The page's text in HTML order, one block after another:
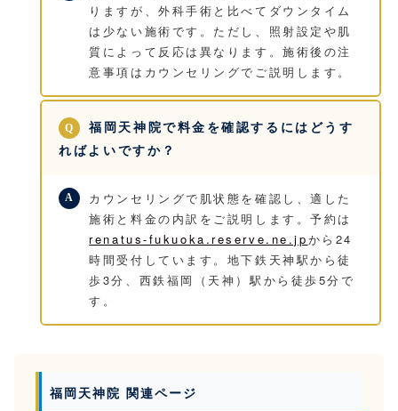
りますが、外科手術と比べてダウンタイム
は少ない施術です。ただし、照射設定や肌
質によって反応は異なります。施術後の注
意事項はカウンセリングでご説明します。
福岡天神院で料金を確認するにはどうす
ればよいですか？
カウンセリングで肌状態を確認し、適した
施術と料金の内訳をご説明します。予約は
renatus-fukuoka.reserve.ne.jpから24
時間受付しています。地下鉄天神駅から徒
歩3分、西鉄福岡（天神）駅から徒歩5分で
す。
福岡天神院 関連ページ